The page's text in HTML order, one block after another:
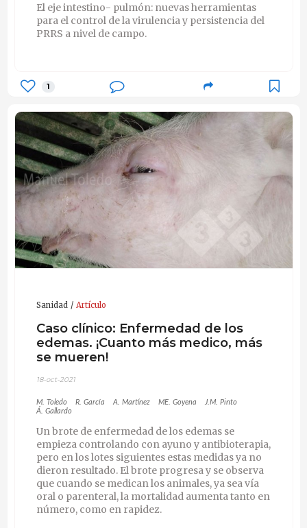
El eje intestino- pulmón: nuevas herramientas
para el control de la virulencia y persistencia del
PRRS a nivel de campo.
1
Sanidad Artículo
Caso clínico: Enfermedad de los
edemas. ¡Cuanto más medico, más
se mueren!
18-oct-2021
M. Toledo R. García A. Martínez ME. Goyena
J.M. Pinto
Á. Gallardo
Un brote de enfermedad de los edemas se
empieza controlando con ayuno y antibioterapia,
pero en los lotes siguientes estas medidas ya no
dieron resultado. El brote progresa y se observa
que cuando se medican los animales, ya sea vía
oral o parenteral, la mortalidad aumenta tanto en
número, como en rapidez.